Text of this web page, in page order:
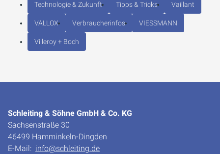
Technologie & Zukunft Tipps & Tricks Vaillant
VALLOX Verbraucherinfos VIESSMANN
Villeroy + Boch
Schleiting & Söhne GmbH & Co. KG
Sachsenstraße 30
46499 Hamminkeln-Dingden
E-Mail: info@schleiting.de